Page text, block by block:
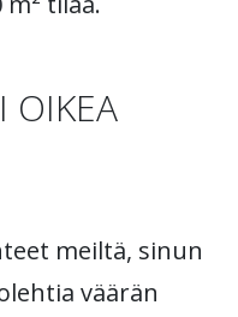
OIKEA
meiltä, sinun
väärän